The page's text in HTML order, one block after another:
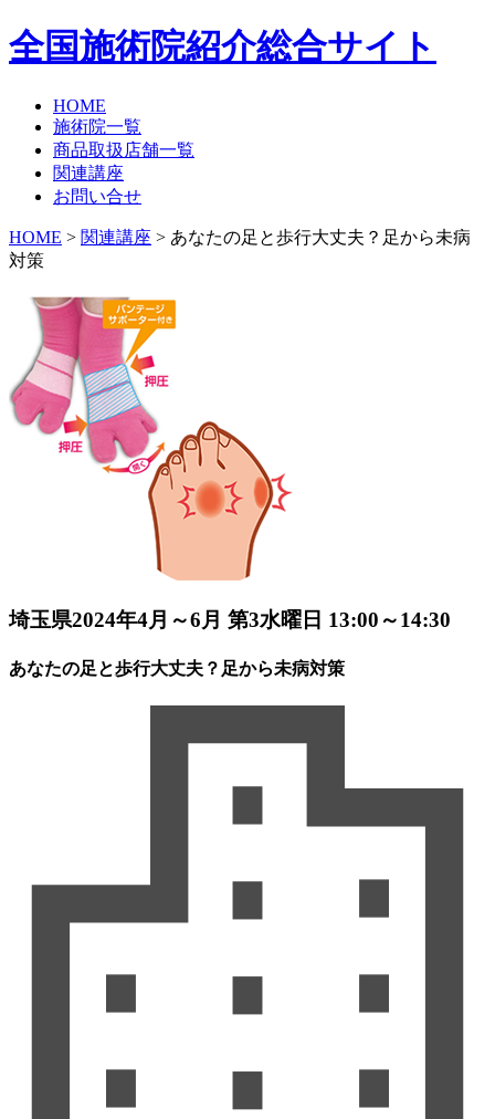
全国施術院紹介総合サイト
HOME
施術院一覧
商品取扱店舗一覧
関連講座
お問い合せ
HOME > 関連講座 > あなたの足と歩行大丈夫？足から未病
対策
埼玉県2024年4月～6月 第3水曜日 13:00～14:30
あなたの足と歩行大丈夫？足から未病対策